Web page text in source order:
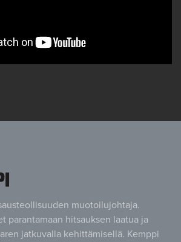
muotoilujohtaja.
parantamaan hitsauksen laatua ja
jatkuvalla kehittämisellä. Kemppi